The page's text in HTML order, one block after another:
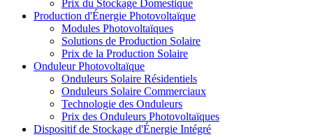
Prix du Stockage Domestique
Production d'Énergie Photovoltaïque
Modules Photovoltaïques
Solutions de Production Solaire
Prix de la Production Solaire
Onduleur Photovoltaïque
Onduleurs Solaire Résidentiels
Onduleurs Solaire Commerciaux
Technologie des Onduleurs
Prix des Onduleurs Photovoltaïques
Dispositif de Stockage d'Énergie Intégré